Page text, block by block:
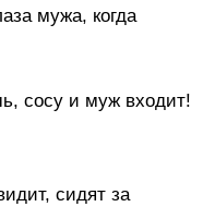
мужа, когда
сосу и муж входит!
сидят за